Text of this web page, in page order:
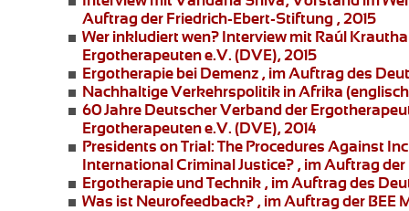
Auftrag der Friedrich-Ebert-Stiftung , 2015
Wer inkludiert wen? Interview mit Raúl
Ergotherapeuten e.V. (DVE), 2015
Ergotherapie bei Demenz , im Auftrag des
Nachhaltige Verkehrspolitik in Afrika
60 Jahre Deutscher Verband der
Ergotherapeuten e.V. (DVE), 2014
Presidents on Trial: The Procedures Against
International Criminal Justice? , im Auftrag
Ergotherapie und Technik , im Auftrag des
Was ist Neurofeedback? , im Auftrag der BEE